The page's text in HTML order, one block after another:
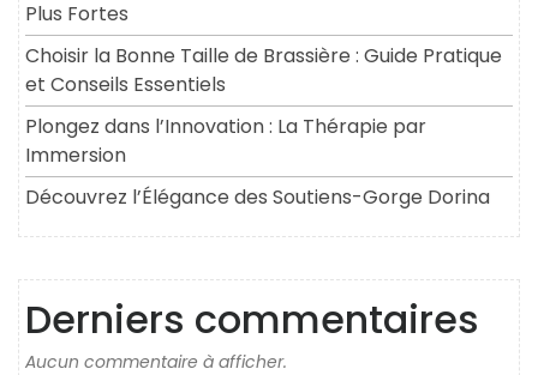
Plus Fortes
Choisir la Bonne Taille de Brassière : Guide Pratique
et Conseils Essentiels
Plongez dans l’Innovation : La Thérapie par
Immersion
Découvrez l’Élégance des Soutiens-Gorge Dorina
Derniers commentaires
Aucun commentaire à afficher.